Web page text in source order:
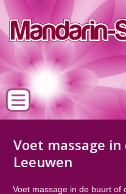
Voet massage
Leeuwen
Voet massage in de buurt of